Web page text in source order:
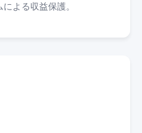
よる収益保護。